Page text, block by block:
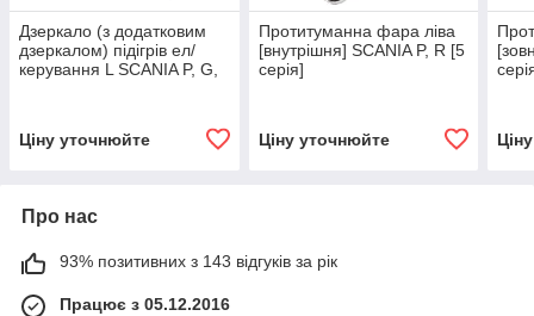
Дзеркало (з додатковим
дзеркалом) підігрів ел/
керування L SCANIA P, G,
Ціну уточнюйте
Протитуманна фара ліва
[внутрішня] SCANIA P, R [5
серія]
Ціну уточнюйте
Про нас
93% позитивних з 143 відгуків за рік
Працює з 05.12.2016